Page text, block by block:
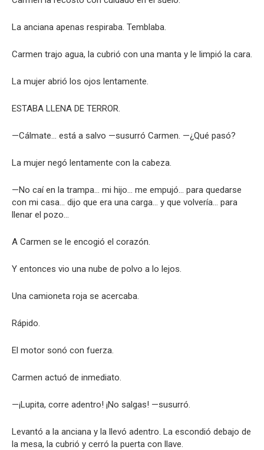
La anciana apenas respiraba. Temblaba.
Carmen trajo agua, la cubrió con una manta y le limpió la cara.
La mujer abrió los ojos lentamente.
ESTABA LLENA DE TERROR.
—Cálmate… está a salvo —susurró Carmen. —¿Qué pasó?
La mujer negó lentamente con la cabeza.
—No caí en la trampa… mi hijo… me empujó… para quedarse
con mi casa… dijo que era una carga… y que volvería… para
llenar el pozo…
A Carmen se le encogió el corazón.
Y entonces vio una nube de polvo a lo lejos.
Una camioneta roja se acercaba.
Rápido.
El motor sonó con fuerza.
Carmen actuó de inmediato.
—¡Lupita, corre adentro! ¡No salgas! —susurró.
Levantó a la anciana y la llevó adentro. La escondió debajo de
la mesa, la cubrió y cerró la puerta con llave.